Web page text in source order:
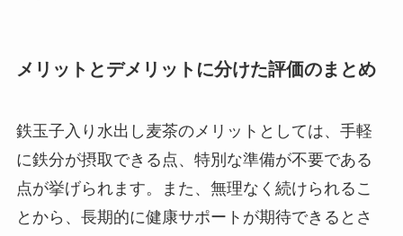
メリットとデメリットに分けた評価のまとめ
鉄玉子入り水出し麦茶のメリットとしては、手軽
に鉄分が摂取できる点、特別な準備が不要である
点が挙げられます。また、無理なく続けられるこ
とから、長期的に健康サポートが期待できるとさ